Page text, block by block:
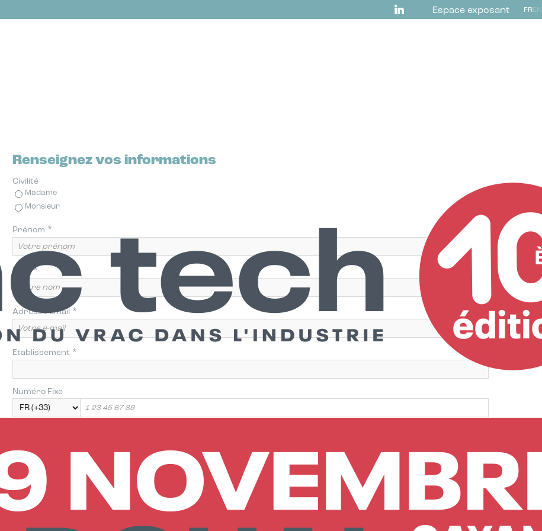
Espace exposant FREN
Renseignez vos informations
Civilité
Madame
Monsieur
Prénom *
Nom *
Adresse Email *
Etablissement *
Numéro Fixe
Pays
France